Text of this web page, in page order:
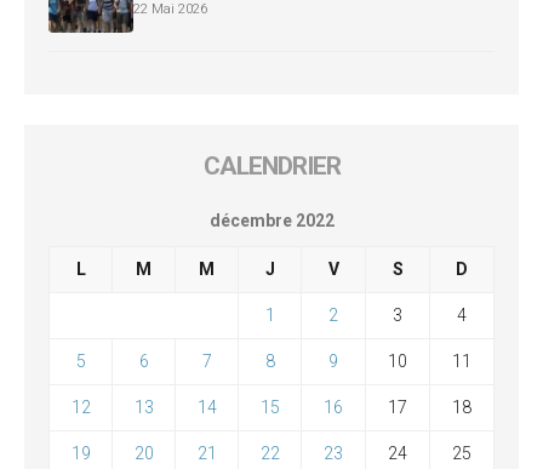
22 Mai 2026
CALENDRIER
décembre 2022
L M M J V S D
1 2 3 4
5 6 7 8 9 10 11
12 13 14 15 16 17 18
19 20 21 22 23 24 25